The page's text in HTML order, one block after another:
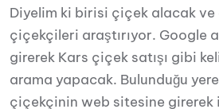
Diyelim ki birisi çiçek alacak
çiçekçileri araştırıyor. Google
girerek Kars çiçek satışı gibi
arama yapacak. Bulunduğu yere
çiçekçinin web sitesine girerek